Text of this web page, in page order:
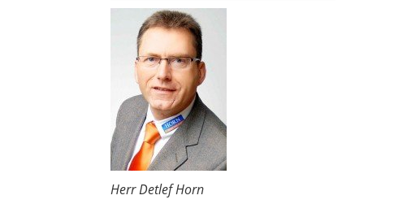
Herr Detlef Horn